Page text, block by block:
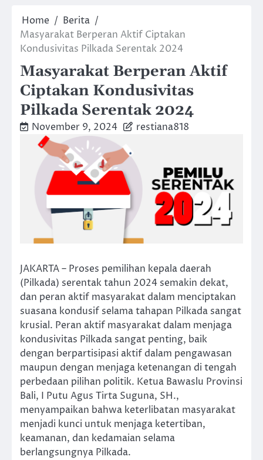
Home
Berita
Masyarakat Berperan Aktif Ciptakan
Kondusivitas Pilkada Serentak 2024
Masyarakat Berperan Aktif
Ciptakan Kondusivitas
Pilkada Serentak 2024
November 9, 2024 restiana818
JAKARTA – Proses pemilihan kepala daerah
(Pilkada) serentak tahun 2024 semakin dekat,
dan peran aktif masyarakat dalam menciptakan
suasana kondusif selama tahapan Pilkada sangat
krusial. Peran aktif masyarakat dalam menjaga
kondusivitas Pilkada sangat penting, baik
dengan berpartisipasi aktif dalam pengawasan
maupun dengan menjaga ketenangan di tengah
perbedaan pilihan politik. Ketua Bawaslu Provinsi
Bali, I Putu Agus Tirta Suguna, SH.,
menyampaikan bahwa keterlibatan masyarakat
menjadi kunci untuk menjaga ketertiban,
keamanan, dan kedamaian selama
berlangsungnya Pilkada.